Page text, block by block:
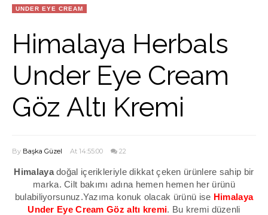
UNDER EYE CREAM
Himalaya Herbals
Under Eye Cream
Göz Altı Kremi
By Başka Güzel At 14:55:00 22
Himalayadoğal içerikleriyle dikkat çeken ürünlere sahip bir
marka. Cilt bakımı adına hemen hemen her ürünü
bulabiliyorsunuz.Yazıma konuk olacak ürünü ise Himalaya
Under Eye Cream Göz altı kremi. Bu kremi düzenli